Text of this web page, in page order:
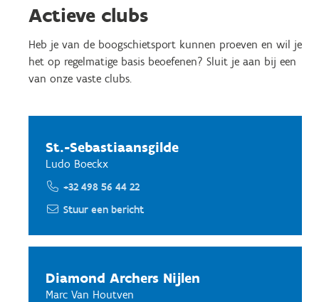
Actieve clubs
Heb je van de boogschietsport kunnen proeven en wil je
het op regelmatige basis beoefenen? Sluit je aan bij een
van onze vaste clubs.
St.-Sebastiaansgilde
Ludo Boeckx
+32 498 56 44 22
Stuur een bericht
Diamond Archers Nijlen
Marc Van Houtven